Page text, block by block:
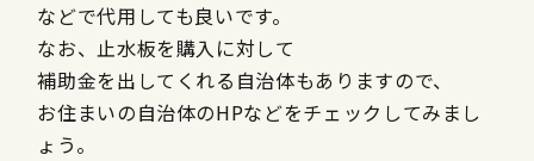
などで代用しても良いです。
なお、止水板を購入に対して
補助金を出してくれる自治体もありますので、
お住まいの自治体のHPなどをチェックしてみまし
ょう。